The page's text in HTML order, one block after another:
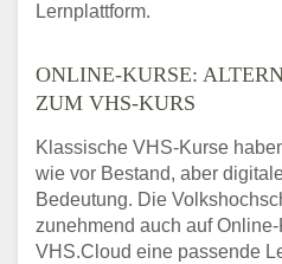
Lernplattform.
ONLINE-KURSE:
ZUM VHS-KURS
Klassische VHS-Kurse
wie vor Bestand, aber
Bedeutung. Die
zunehmend auch auf
VHS.Cloud eine passende